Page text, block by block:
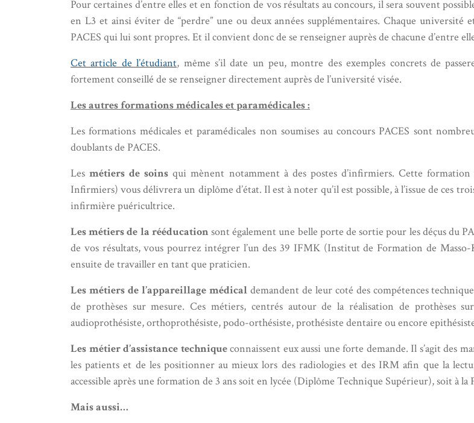
Pour certaines d’entre elles et en fonction de vos résultats au concours, il sera souvent
en L3 et ainsi éviter de “perdre” une ou deux années supplémentaires. Chaque université
PACES qui lui sont propres. Et il convient donc de se renseigner auprès de chacune d’entre
Cet article de l’étudiant, même s’il date un peu, montre des exemples concrets de
fortement conseillé de se renseigner directement auprès de l’université visée.
Les autres formations médicales et paramédicales :
Les formations médicales et paramédicales non soumises au concours PACES sont
doublants de PACES.
Lesmétiers de soins qui mènent notamment à des postes d’infirmiers. Cette
Infirmiers) vous délivrera un diplôme d’état. Il est à noter qu’il est possible, à l’issue de ces
infirmière puéricultrice.
Les métiers de la rééducation sont également une belle porte de sortie pour les déçus du
de vos résultats, vous pourrez intégrer l’un des 39 IFMK (Institut de Formation de
ensuite de travailler en tant que praticien.
Les métiers de l’appareillage médicaldemandent de leur coté des compétences
de prothèses sur mesure. Ces métiers, centrés autour de la réalisation de prothèses
audioprothésiste, orthoprothésiste, podo-orthésiste, prothésiste dentaire ou encore
Les métier d’assistance techniqueconnaissent eux aussi une forte demande. Il s’agit des
les patients et de les positionner au mieux lors des radiologies et des IRM afin que la
accessible après une formation de 3 ans soit en lycée (Diplôme Technique Supérieur), soit à la
Mais aussi…